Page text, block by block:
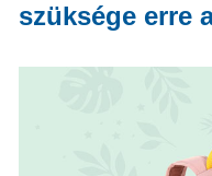
szüksége erre